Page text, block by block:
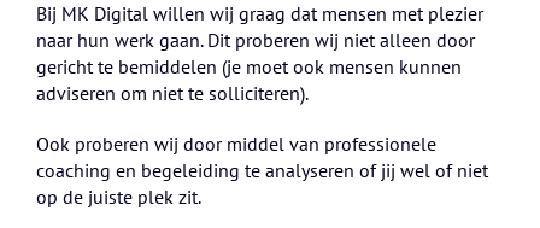
Bij MK Digital willen wij graag dat mensen met plezier
naar hun werk gaan. Dit proberen wij niet alleen door
gericht te bemiddelen (je moet ook mensen kunnen
adviseren om niet te solliciteren).
Ook proberen wij door middel van professionele
coaching en begeleiding te analyseren of jij wel of niet
op de juiste plek zit.